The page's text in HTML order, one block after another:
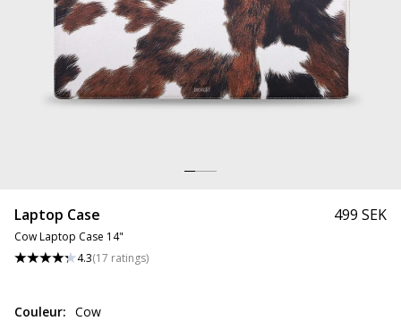
Laptop Case
Cow Laptop Case 14"
4.3(17 ratings)
499 SEK
Couleur: Cow